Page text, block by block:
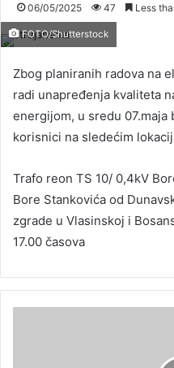
06/05/2025 47 Less
FOTO/Shutterstock
Zbog planiranih radova na
radi unapređenja kvaliteta
energijom, u sredu
korisnici na sledećim
Trafo reon TS 10/ 0,4kV
Bore Stankovića od
zgrade u Vlasinskoj i
17.00 časova